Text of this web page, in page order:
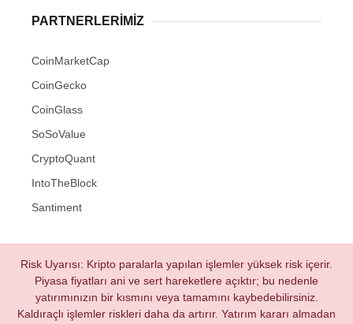
PARTNERLERIMIZ
CoinMarketCap
CoinGecko
CoinGlass
SoSoValue
CryptoQuant
IntoTheBlock
Santiment
Risk Uyarısı: Kripto paralarla yapılan işlemler yüksek risk içerir.
Piyasa fiyatları ani ve sert hareketlere açıktır; bu nedenle
yatırımınızın bir kısmını veya tamamını kaybedebilirsiniz.
Kaldıraçlı işlemler riskleri daha da artırır. Yatırım kararı almadan